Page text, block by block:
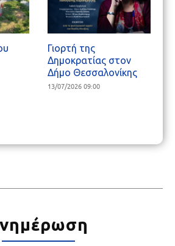
Γιορτή της
Δημοκρατίας στον
Δήμο Θεσσαλονίκης
13/07/2026 09:00